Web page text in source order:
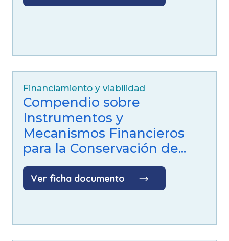
Financiamiento y viabilidad
Compendio sobre
Instrumentos y
Mecanismos Financieros
para la Conservación de...
Ver ficha documento